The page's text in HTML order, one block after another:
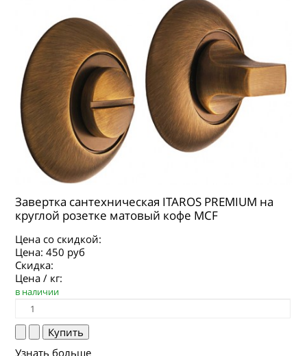
Завертка сантехническая ITAROS PREMIUM на
круглой розетке матовый кофе MCF
Цена со скидкой:
Цена:450 руб
Скидка:
Цена / кг:
в наличии
Узнать больше